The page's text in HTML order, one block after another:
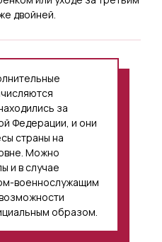
двойней.
за
Федерации, и они
страны на
Можно
и в случае
военнослужащим
образом.